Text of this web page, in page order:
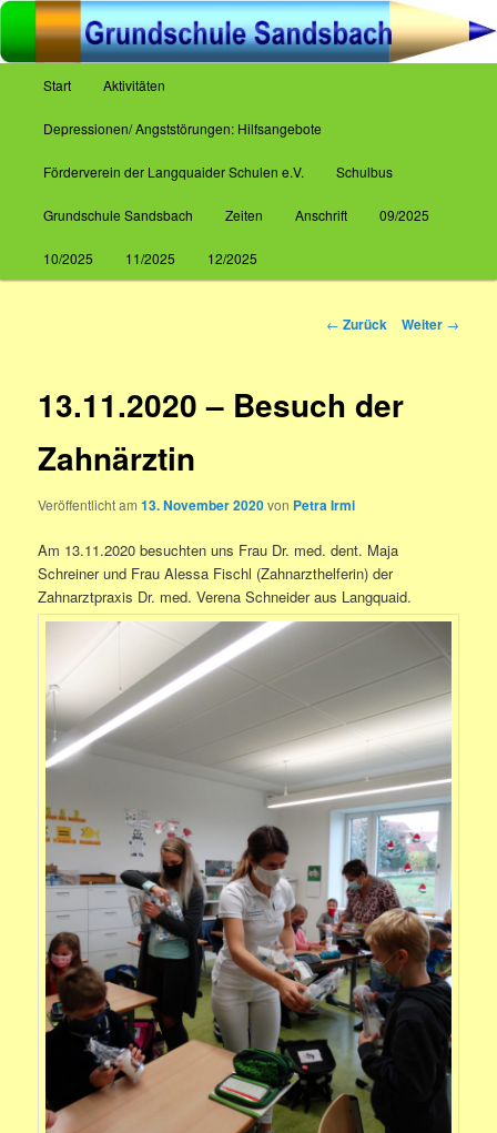
Zum
Inhalt
wechseln
Grundschule Sandsbach
Start Aktivitäten
Depressionen/ Angststörungen: Hilfsangebote
Förderverein der Langquaider Schulen e.V. Schulbus
Grundschule Sandsbach Zeiten Anschrift 09/2025
10/2025 11/2025 12/2025
Beitrags-
← Zurück Weiter →
13.11.2020 – Besuch der
Zahnärztin
Veröffentlicht am13. November 2020von Petra Irmi
Am 13.11.2020 besuchten uns Frau Dr. med. dent. Maja
Schreiner und Frau Alessa Fischl (Zahnarzthelferin) der
Zahnarztpraxis Dr. med. Verena Schneider aus Langquaid.